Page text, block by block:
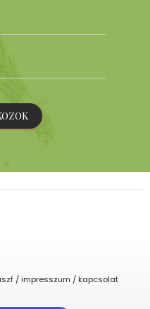
/ impresszum / kapcsolat